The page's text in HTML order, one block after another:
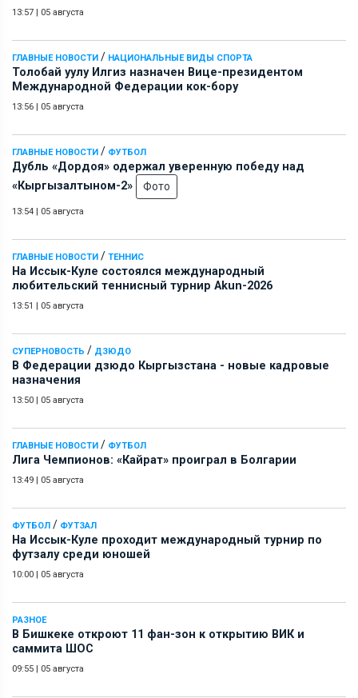
13:57 | 05 августа
ГЛАВНЫЕ НОВОСТИ / НАЦИОНАЛЬНЫЕ ВИДЫ СПОРТА
Толобай уулу Илгиз назначен Вице-президентом
Международной Федерации кок-бору
13:56 | 05 августа
ГЛАВНЫЕ НОВОСТИ / ФУТБОЛ
Дубль «Дордоя» одержал уверенную победу над
«Кыргызалтыном-2»
Фото
13:54 | 05 августа
ГЛАВНЫЕ НОВОСТИ / ТЕННИС
На Иссык-Куле состоялся международный
любительский теннисный турнир Akun-2026
13:51 | 05 августа
СУПЕРНОВОСТЬ / ДЗЮДО
В Федерации дзюдо Кыргызстана - новые кадровые
назначения
13:50 | 05 августа
ГЛАВНЫЕ НОВОСТИ / ФУТБОЛ
Лига Чемпионов: «Кайрат» проиграл в Болгарии
13:49 | 05 августа
ФУТБОЛ / ФУТЗАЛ
На Иссык-Куле проходит международный турнир по
футзалу среди юношей
10:00 | 05 августа
РАЗНОЕ
В Бишкеке откроют 11 фан-зон к открытию ВИК и
саммита ШОС
09:55 | 05 августа